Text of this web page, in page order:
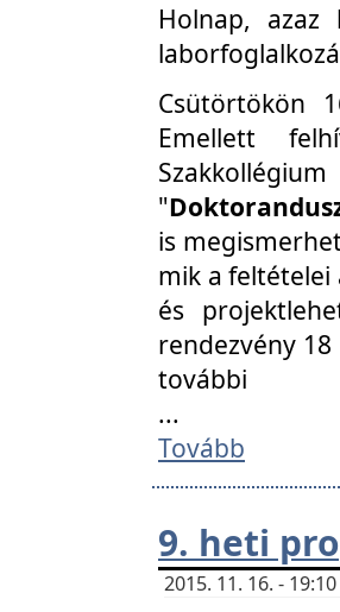
Holnap, azaz
Csütörtökön
Emellett
"
is
mik a feltételei
és
rendezvény
további
...
Tovább
9. heti
2015. 11. 16. -